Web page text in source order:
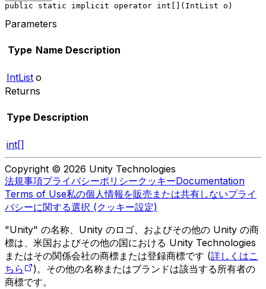
public static implicit operator int[](IntList o)
Parameters
Type Name Description
IntList o
Returns
Type Description
int[]
Copyright © 2026 Unity Technologies
法規事項プライバシーポリシークッキーDocumentation
Terms of Use私の個人情報を販売または共有しないプライ
バシーに関する選択 (クッキー設定)
"Unity" の名称、Unity のロゴ、およびその他の Unity の商
標は、米国およびその他の国における Unity Technologies
またはその関係会社の商標または登録商標です (詳しくはこ
ちら
)。その他の名称またはブランドは該当する所有者の
商標です。